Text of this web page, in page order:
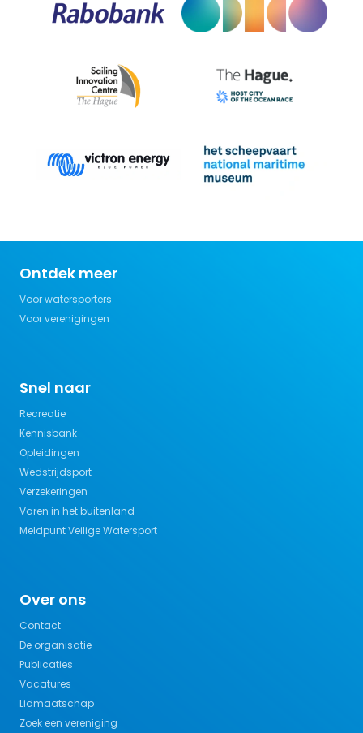
Ontdek meer
Voor watersporters
Voor verenigingen
Snel naar
Recreatie
Kennisbank
Opleidingen
Wedstrijdsport
Verzekeringen
Varen in het buitenland
Meldpunt Veilige Watersport
Over ons
Contact
De organisatie
Publicaties
Vacatures
Lidmaatschap
Zoek een vereniging